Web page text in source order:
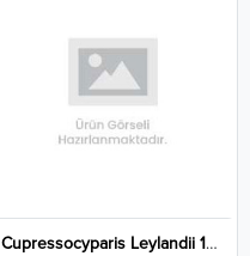
Cupressocyparis Leylandii 150-175 Cm